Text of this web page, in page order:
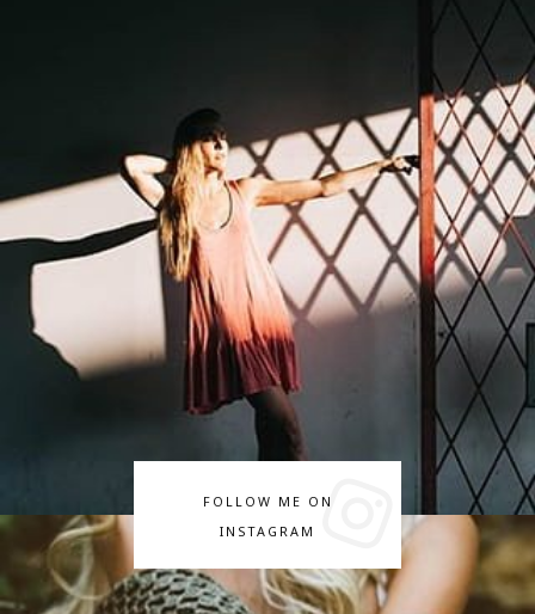
FOLLOW ME ON
INSTAGRAM